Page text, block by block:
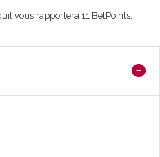
vous rapportera 11 BelPoints.